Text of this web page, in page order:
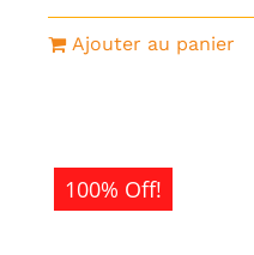
Ajouter au panier
100% Off!